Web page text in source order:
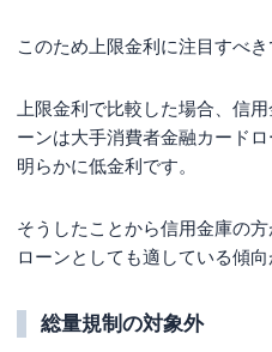
このため上限金利に注目すべき
上限金利で比較した場合、信
ーンは大手消費者金融カード
明らかに低金利です。
そうしたことから信用金庫の
ローンとしても適している傾向
総量規制の対象外